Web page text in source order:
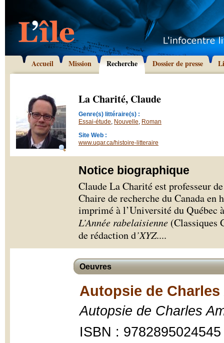
Accueil Mission Recherche Dossier de presse
La Charité, Claude
Genre(s) littéraire(s) :
Essai-étude, Nouvelle, Roman
Site Web :
www.uqar.ca/histoire-litteraire
Notice biographique
Claude La Charité est professeur
Chaire de recherche du Canada
imprimé à l’Université du
L’Année rabelaisienne (Classiques
de rédaction d’XYZ....
Oeuvres
Autopsie de Charles
Autopsie de Charles
ISBN : 9782895024545